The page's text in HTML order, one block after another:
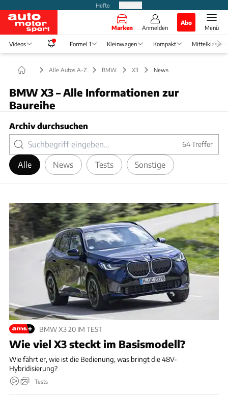
Hefte
Marken Anmelden
Abo
Menü
Videos Formel 1 Kleinwagen Kompakt Mittelklasse
Alle Autos A-Z BMW X3 News
BMW X3 – Alle Informationen zur
Baureihe
Archiv durchsuchen
64Treffer
Alle News Tests Sonstige
BMW X3 20 IM TEST
Wie viel X3 steckt im Basismodell?
Wie fährt er, wie ist die Bedienung, was bringt die 48V-
Hybridisierung?
Tests